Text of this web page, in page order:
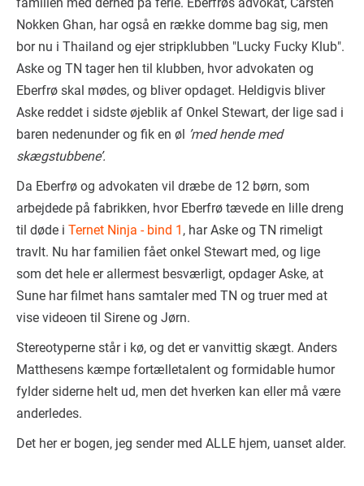
Nokken Ghan, har også en række domme bag sig, men
bor nu i Thailand og ejer stripklubben "Lucky Fucky Klub".
Aske og TN tager hen til klubben, hvor advokaten og
Eberfrø skal mødes, og bliver opdaget. Heldigvis bliver
Aske reddet i sidste øjeblik af Onkel Stewart, der lige sad i
baren nedenunder og fik en øl ’med hende med
skægstubbene’.
Da Eberfrø og advokaten vil dræbe de 12 børn, som
arbejdede på fabrikken, hvor Eberfrø tævede en lille dreng
til døde i Ternet Ninja - bind 1 , har Aske og TN rimeligt
travlt. Nu har familien fået onkel Stewart med, og lige
som det hele er allermest besværligt, opdager Aske, at
Sune har filmet hans samtaler med TN og truer med at
vise videoen til Sirene og Jørn.
Stereotyperne står i kø, og det er vanvittig skægt. Anders
Matthesens kæmpe fortælletalent og formidable humor
fylder siderne helt ud, men det hverken kan eller må være
anderledes.
Det her er bogen, jeg sender med ALLE hjem, uanset alder.